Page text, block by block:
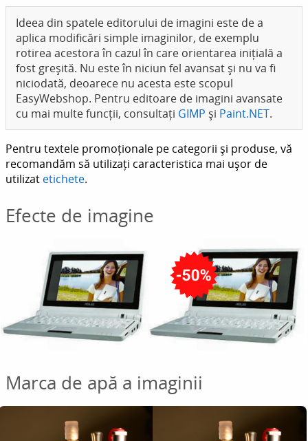
Ideea din spatele editorului de imagini este de a
aplica modificări simple imaginilor, de exemplu
rotirea acestora în cazul în care orientarea inițială a
fost greșită. Nu este în niciun fel avansat și nu va fi
niciodată, deoarece nu acesta este scopul
EasyWebshop. Pentru editoare de imagini avansate
cu mai multe funcții, consultați GIMP și Paint.NET.
Pentru textele promoționale pe categorii și produse, vă
recomandăm să utilizați caracteristica mai ușor de
utilizat etichete.
Efecte de imagine
Marca de apă a imaginii